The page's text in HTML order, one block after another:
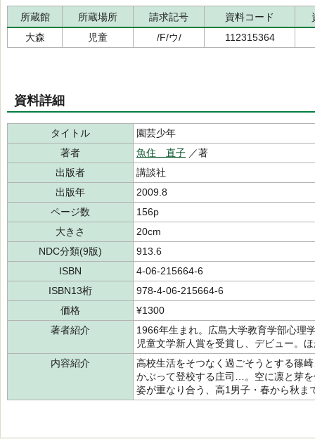
所蔵館 所蔵場所 請求記号 資料コード
大森
児童 /F/ウ/ 112315364
資料詳細
タイトル
園芸少年
著者
魚住 直子 ／著
出版者
講談社
出版年
2009.8
ページ数
156p
大きさ
20cm
NDC分類(9版)
913.6
ISBN
4-06-215664-6
ISBN13桁
978-4-06-215664-6
価格
¥1300
著者紹介
1966年生まれ。広島大学教育学部心理
児童文学新人賞を受賞し、デビュー。
内容紹介
高校生活をそつなく過ごそうとする篠
かぶって登校する庄司…。空に凛と芽
姿が重なり合う、高1男子・春から秋ま